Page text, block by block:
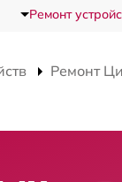
Ремонт
Ремонт